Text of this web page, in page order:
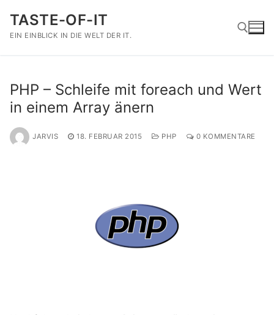
Inhalt
springen
TASTE-OF-IT
EIN EINBLICK IN DIE WELT DER IT.
PHP – Schleife mit foreach und Wert
in einem Array änern
JARVIS 18. FEBRUAR 2015 PHP 0 KOMMENTARE